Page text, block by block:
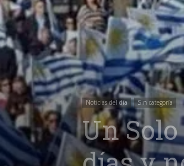
Noticias del día Sin categoría
Un